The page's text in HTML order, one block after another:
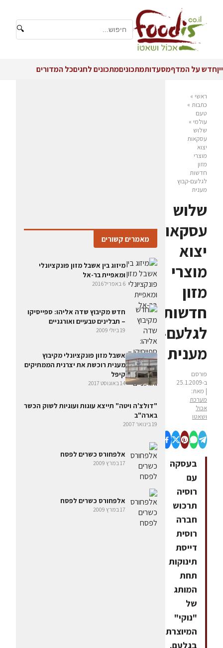
🔍
ייןחדש על המדףמסעדותמתכוניםמתכונים לחגיםכל המדורים
ראשי »
כתבות »
טעם
עולמי »
שלוש
עסקאות
יצוא
מוצרי
מזון
חדשות
לגלעם-קבוץ
מענית
שלוש
עסקאות
יצוא
מוצרי
מזון
חדשות
לגלעם-קבוץ
מענית
פורסם
ב-25.1.2009
| מאת:
מערכת
אכול
ושאטו
בעסקה
עם
רוסיה
תרכוש
חברה
רוסית
דייסת
תינוקות
תחת
המותג
של
"נוקי"
המיוצרת
בגלעם.
מאמרים קשורים
מיזוג בין אשבל מזון פונקציונלי
ומאפיית בר-אל
6 באפריל 2016
חדש מקיבוץ שדה אליהו: ספייסיקו
– תבלינים טבעיים ואורגניים
19 ביולי 2009
אשבל מזון פונקציונלי מקיבוץ
מענית רוכשת את יצרנית הממתיקים
קיפל
14 באוגוסט 2017
"דולצ'ה ויטה" תייצא עוגות ועוגיות לשוק הכשר
בארה"ב
19 בינואר 2007
אלפחורס כשרים לפסח
17 במרץ 2009
אלפחורס כשרים לפסח
17 במרץ 2009